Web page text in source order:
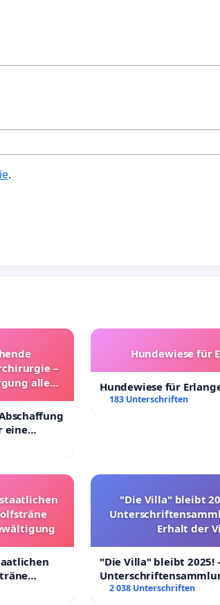
.
–
aller
eine
in
Hundewiese für
Hundewiese für
183 Unterschriften
"Die Villa" bleibt
Erhalt der
"Die Villa" bleibt 2025!
Erhalt der Villa
2 038 Unterschriften